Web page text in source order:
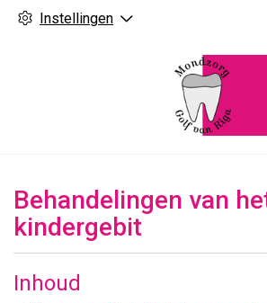
Instellingen
Behandelingen van
kindergebit
Inhoud